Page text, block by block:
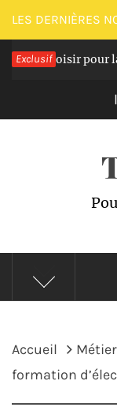
Passer
au
contenu
LES DERNIÈRES
Exclusif
choisir pour la
Accueil Métier
formation